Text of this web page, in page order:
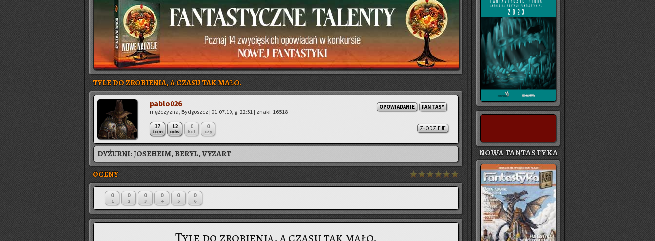
TYLE DO ZROBIENIA, A CZASU TAK MAŁO.
OPOWIADANIE FANTASY
pa­blo­026
męż­czy­zna, Byd­goszcz | 01.07.10, g. 22:31 | znaki: 16518
17
kom
12
odw
0
kol
0
czy
ZŁODZIEJE
DYŻURNI:JOSEHEIM, BERYL, VYZART
OCENY
0
1
0
2
0
3
0
4
0
5
0
6
Tyle do zrobienia, a czasu tak mało.
NOWA FANTASTYKA